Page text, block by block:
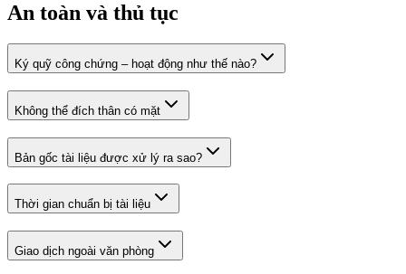
An toàn và thủ tục
Ký quỹ công chứng – hoạt động như thế nào?
Không thể đích thân có mặt
Bản gốc tài liệu được xử lý ra sao?
Thời gian chuẩn bị tài liệu
Giao dịch ngoài văn phòng